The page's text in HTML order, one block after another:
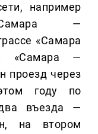
например
—
«Самара
«Самара —
проезд через
году по
въезда —
на втором